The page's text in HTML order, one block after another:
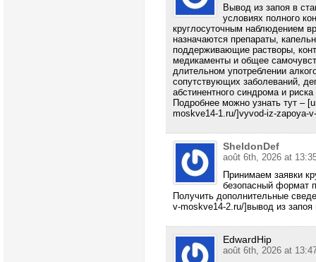
Вывод из запоя в
условиях полного
круглосуточным наблюдением
назначаются препараты,
поддерживающие растворы,
медикаменты и общее
длительном употреблении
сопутствующих заболеваний,
абстинентного синдрома и
Подробнее можно узнать тут –
moskve14-1.ru/]vyvod-iz-zapoya-
SheldonDef
août 6th, 2026 at
Принимаем заявки
безопасный формат
Получить дополнительные
v-moskve14-2.ru/]вывод из
EdwardHip
août 6th, 2026 at